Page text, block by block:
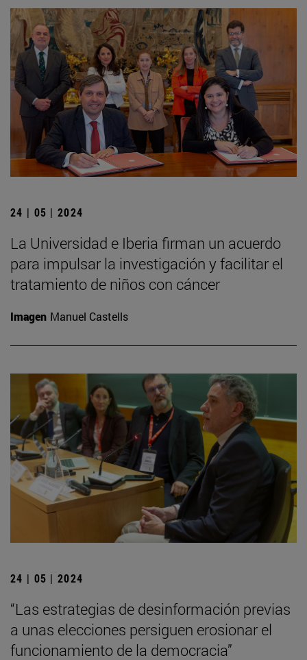
24 | 05 | 2024
La Universidad e Iberia firman un acuerdo
para impulsar la investigación y facilitar el
tratamiento de niños con cáncer
Imagen Manuel Castells
24 | 05 | 2024
“Las estrategias de desinformación previas
a unas elecciones persiguen erosionar el
funcionamiento de la democracia”